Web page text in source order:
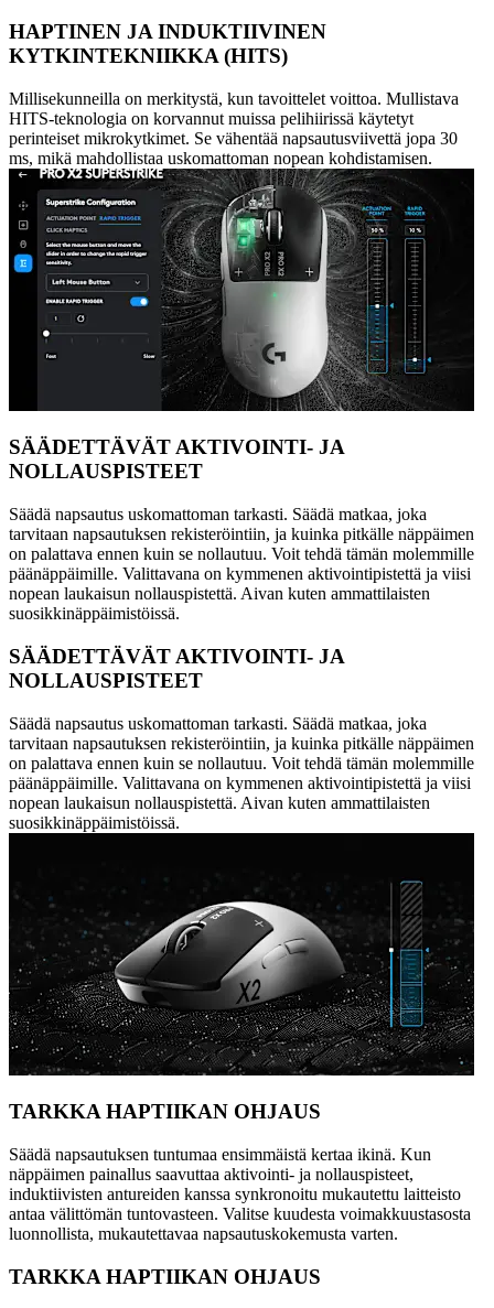
HAPTINEN JA INDUKTIIVINEN
KYTKINTEKNIIKKA (HITS)
Millisekunneilla on merkitystä, kun tavoittelet voittoa. Mullistava
HITS-teknologia on korvannut muissa pelihiirissä käytetyt
perinteiset mikrokytkimet. Se vähentää napsautusviivettä jopa 30
ms, mikä mahdollistaa uskomattoman nopean kohdistamisen.
SÄÄDETTÄVÄT AKTIVOINTI- JA
NOLLAUSPISTEET
Säädä napsautus uskomattoman tarkasti. Säädä matkaa, joka
tarvitaan napsautuksen rekisteröintiin, ja kuinka pitkälle näppäimen
on palattava ennen kuin se nollautuu. Voit tehdä tämän molemmille
päänäppäimille. Valittavana on kymmenen aktivointipistettä ja viisi
nopean laukaisun nollauspistettä. Aivan kuten ammattilaisten
suosikkinäppäimistöissä.
SÄÄDETTÄVÄT AKTIVOINTI- JA
NOLLAUSPISTEET
Säädä napsautus uskomattoman tarkasti. Säädä matkaa, joka
tarvitaan napsautuksen rekisteröintiin, ja kuinka pitkälle näppäimen
on palattava ennen kuin se nollautuu. Voit tehdä tämän molemmille
päänäppäimille. Valittavana on kymmenen aktivointipistettä ja viisi
nopean laukaisun nollauspistettä. Aivan kuten ammattilaisten
suosikkinäppäimistöissä.
TARKKA HAPTIIKAN OHJAUS
Säädä napsautuksen tuntumaa ensimmäistä kertaa ikinä. Kun
näppäimen painallus saavuttaa aktivointi- ja nollauspisteet,
induktiivisten antureiden kanssa synkronoitu mukautettu laitteisto
antaa välittömän tuntovasteen. Valitse kuudesta voimakkuustasosta
luonnollista, mukautettavaa napsautuskokemusta varten.
TARKKA HAPTIIKAN OHJAUS